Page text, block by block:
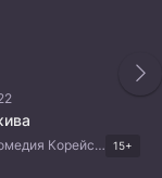
Мистика Комедия Корейские дорамы 15+